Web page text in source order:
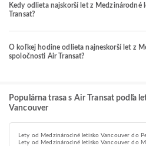
Kedy odlieta najskorší let z Medzinárodné
Transat?
O koľkej hodine odlieta najneskorší let z
spoločnosti Air Transat?
Populárna trasa s Air Transat podľa
Vancouver
Lety od Medzinárodné letisko Vancouver do
Lety od Medzinárodné letisko Vancouver do